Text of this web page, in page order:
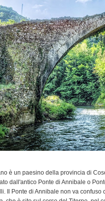
è un paesino della provincia di
dall'antico Ponte di Annibale o
Il Ponte di Annibale non va